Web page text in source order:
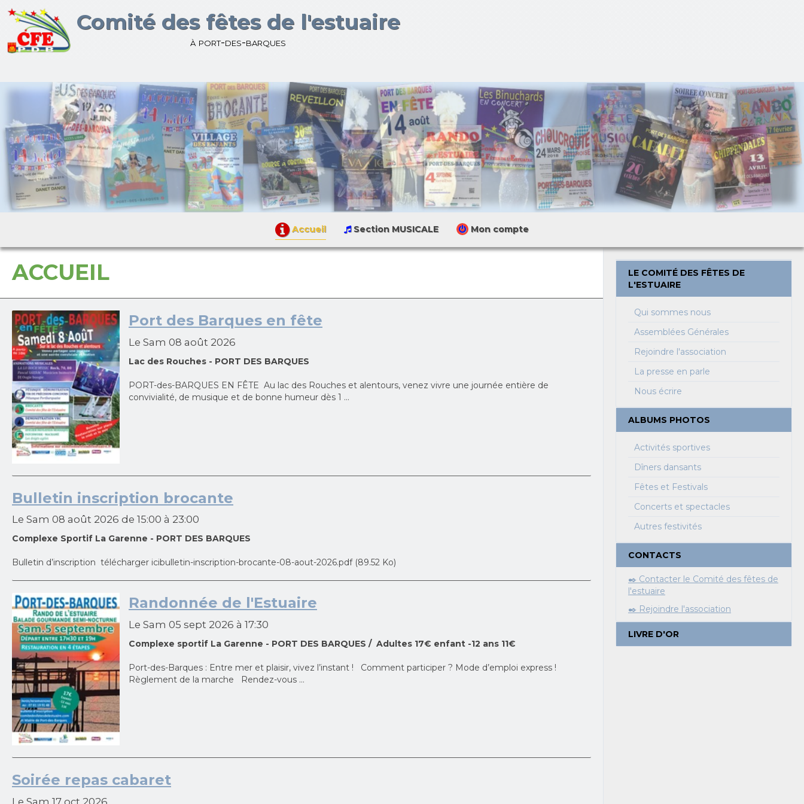
Comité des fêtes de l'estuaire
à port-des-barques
CABARET
Accueil Section MUSICALE Mon compte
ACCUEIL
Port des Barques en fête
Le Sam 08 août 2026
Lac des Rouches - PORT DES BARQUES
PORT-des-BARQUES EN FÊTE Au lac des Rouches et alentours, venez vivre une journée entière de
convivialité, de musique et de bonne humeur dès 1 ...
Bulletin inscription brocante
Le Sam 08 août 2026 de 15:00 à 23:00
Complexe Sportif La Garenne - PORT DES BARQUES
Bulletin d’inscription télécharger icibulletin-inscription-brocante-08-aout-2026.pdf (89.52 Ko)
Randonnée de l'Estuaire
Le Sam 05 sept 2026 à 17:30
Complexe sportif La Garenne - PORT DES BARQUES Adultes 17€ enfant -12 ans 11€
Port-des-Barques : Entre mer et plaisir, vivez l’instant ! Comment participer ? Mode d’emploi express !
Règlement de la marche Rendez-vous ...
Soirée repas cabaret
Le Sam 17 oct 2026
LE COMITÉ DES FÊTES DE
L'ESTUAIRE
Qui sommes nous
Assemblées Générales
Rejoindre l'association
La presse en parle
Nous écrire
ALBUMS PHOTOS
Activités sportives
Dîners dansants
Fêtes et Festivals
Concerts et spectacles
Autres festivités
CONTACTS
✒️ Contacter le Comité des fêtes de
l'estuaire
✒️ Rejoindre l'association
LIVRE D'OR